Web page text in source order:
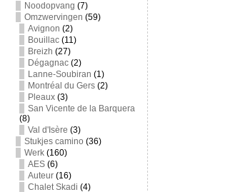
Noodopvang (7)
Omzwervingen (59)
Avignon (2)
Bouillac(11)
Breizh (27)
Dégagnac(2)
Lanne-Soubiran (1)
Montréal du Gers(2)
Pleaux(3)
San Vicente de la Barquera
(8)
Val d'Isère (3)
Stukjes camino (36)
Werk(160)
AES(6)
Auteur(16)
Chalet Skadi (4)